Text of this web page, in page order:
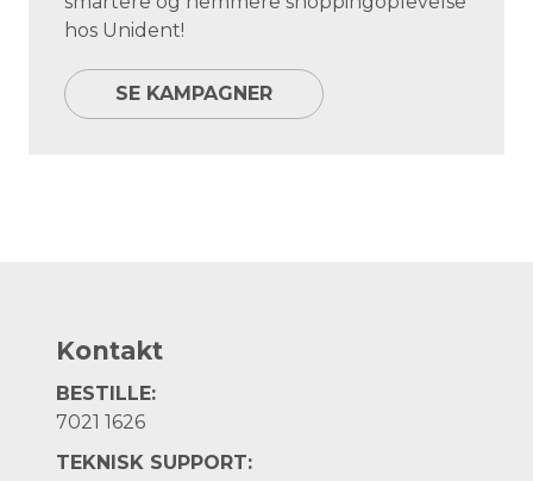
hos Unident!
SE KAMPAGNER
Kontakt
BESTILLE:
7021 1626
TEKNISK SUPPORT: